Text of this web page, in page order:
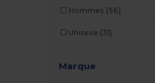
Hommes (56)
Unisexe (31)
Marque